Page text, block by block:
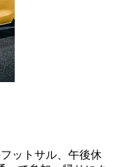
ットサル、午後休